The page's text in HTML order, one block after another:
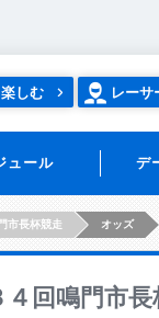
しむ レーサ
ュール デ
市長杯競走 オッズ
４回鳴門市長